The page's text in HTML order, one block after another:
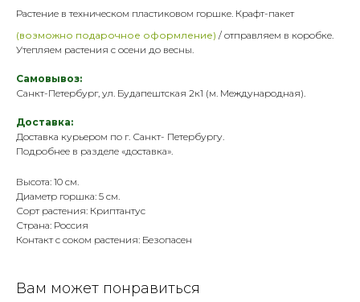
Растение в техническом пластиковом горшке. Крафт-пакет
(возможно подарочное оформление) / отправляем в коробке.
Утепляем растения с осени до весны.
Самовывоз:
Санкт-Петербург, ул. Будапештская 2к1 (м. Международная).
Доставка:
Доставка курьером по г. Санкт- Петербургу.
Подробнее в разделе «доставка».
Высота: 10 см.
Диаметр горшка: 5 см.
Сорт растения: Криптантус
Страна: Россия
Контакт с соком растения: Безопасен
Вам может понравиться